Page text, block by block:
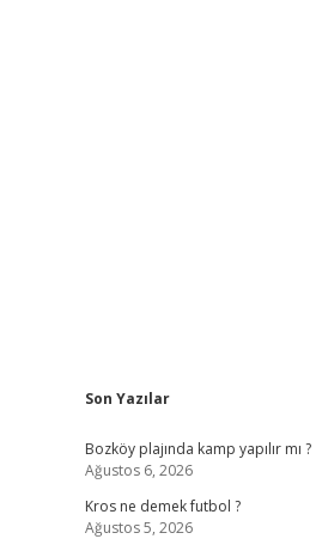
Sidebar
Son Yazılar
Bozköy plajında kamp yapılır mı ?
Ağustos 6, 2026
Kros ne demek futbol ?
Ağustos 5, 2026